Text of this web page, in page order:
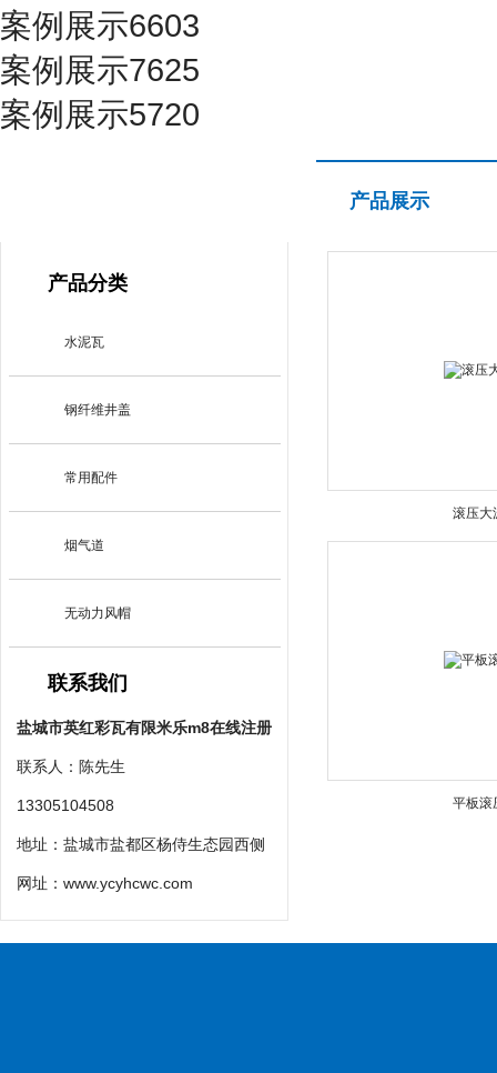
案例展示6603
案例展示7625
案例展示5720
产品分类
水泥瓦
钢纤维井盖
常用配件
烟气道
无动力风帽
联系我们
盐城市英红彩瓦有限米乐m8在线注册
联系人：陈先生
13305104508
地址：盐城市盐都区杨侍生态园西侧
网址： www.ycyhcwc.com
产品展示
滚压大
平板滚